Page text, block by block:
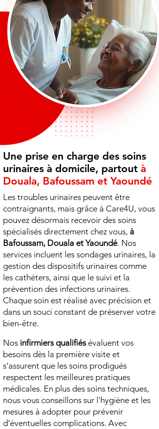
Une prise en charge des soins
urinaires à domicile, partout à
Douala, Bafoussam et Yaoundé
Les troubles urinaires peuvent être
contraignants, mais grâce à Care4U, vous
pouvez désormais recevoir des soins
spécialisés directement chez vous, à
Bafoussam, Douala et Yaoundé. Nos
services incluent les sondages urinaires, la
gestion des dispositifs urinaires comme
les cathéters, ainsi que le suivi et la
prévention des infections urinaires.
Chaque soin est réalisé avec précision et
dans un souci constant de préserver votre
bien-être.
Nos infirmiers qualifiésévaluent vos
besoins dès la première visite et
s’assurent que les soins prodigués
respectent les meilleures pratiques
médicales. En plus des soins techniques,
nous vous conseillons sur l'hygiène et les
mesures à adopter pour prévenir
d’éventuelles complications. Avec